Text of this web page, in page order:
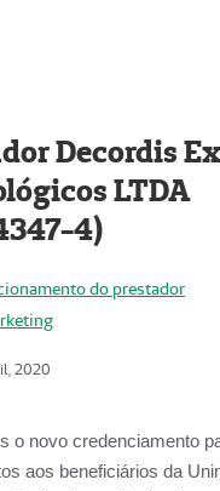
Decordis
LTDA
4)
do prestador
2020
o novo credenciamento
aos beneficiários da